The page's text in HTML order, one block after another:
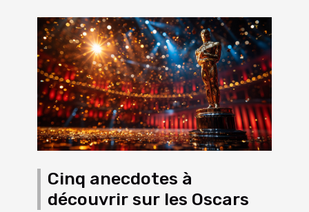
Cinq anecdotes à
découvrir sur les Oscars